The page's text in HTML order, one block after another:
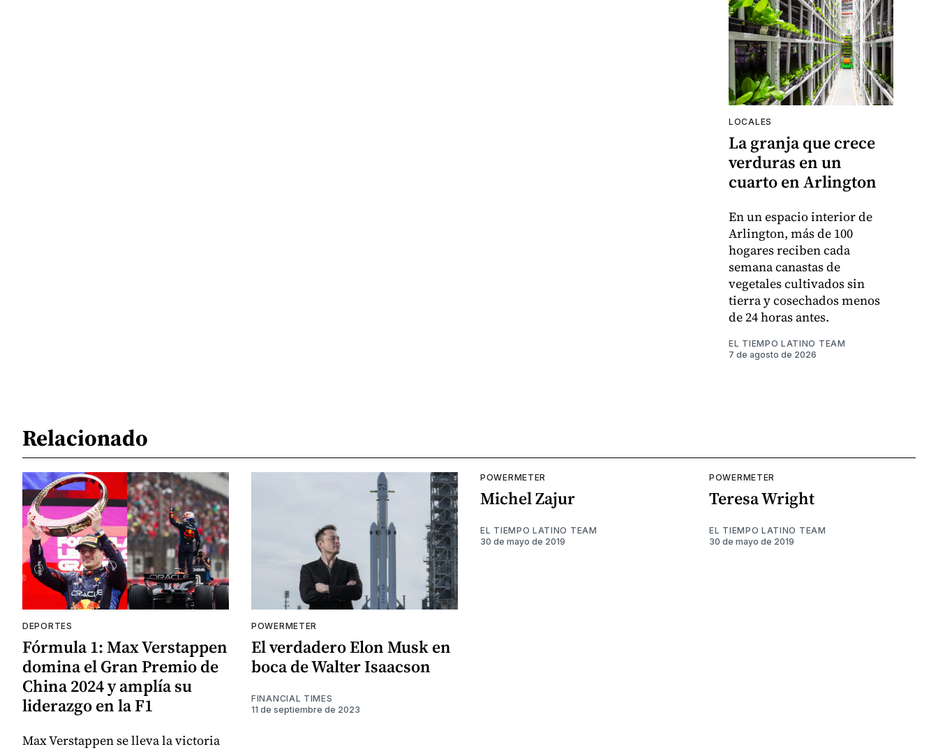
LOCALES
La granja que crece
verduras en un
cuarto en Arlington
En un espacio interior de
Arlington, más de 100
hogares reciben cada
semana canastas de
vegetales cultivados sin
tierra y cosechados menos
de 24 horas antes.
EL TIEMPO LATINO TEAM
7 de agosto de 2026
Relacionado
DEPORTES
Fórmula 1: Max Verstappen
domina el Gran Premio de
China 2024 y amplía su
liderazgo en la F1
Max Verstappen se lleva la victoria
POWERMETER
El verdadero Elon Musk en
boca de Walter Isaacson
FINANCIAL TIMES
11 de septiembre de 2023
POWERMETER
Michel Zajur
EL TIEMPO LATINO TEAM
30 de mayo de 2019
POWERMETER
Teresa Wright
EL TIEMPO LATINO TEAM
30 de mayo de 2019